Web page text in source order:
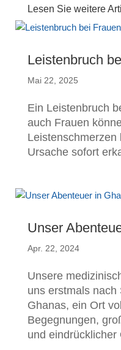
Lesen Sie weitere
Leistenbruch
Mai 22, 2025
Ein Leistenbruch
auch Frauen
Ursache sofort
Unser
Apr. 22, 2024
Unsere
uns erstmals nach
Ghanas, ein Ort
Begegnungen,
und eindrücklicher